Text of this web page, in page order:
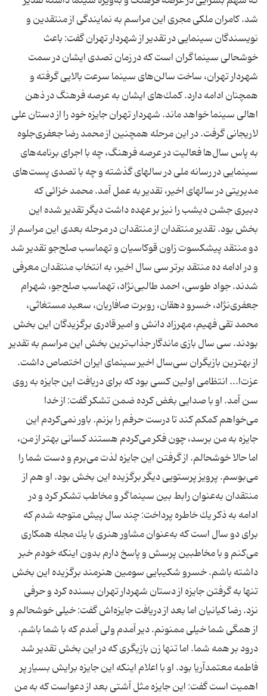
شد. كامران ملكی مجری این مراسم به نمایندگی از منتقدین و
نویسندگان سینمایی در تقدیر از شهردار تهران گفت: باعث
خوشحالی سینماگران است كه در زمان تصدی ایشان در سمت
شهردار تهران، ساخت سالن‌های سینما سرعت بالایی گرفته و
همچنان ادامه دارد. كمك‌های ایشان به عرصه فرهنگ در ذهن
اهالی سینما خواهد ماند. شهردار تهران جایزه خود را از دستان علی
لاریجانی گرفت. در این مرحله همچنین از محمد رضا جعفری‌جلوه
به پاس سال‌ها فعالیت در عرصه فرهنگ، چه با اجرای برنامه‌های
سینمایی در رسانه ملی در سالهای گذشته و چه با تصدی پست‌های
مدیریتی در سالهای اخیر، تقدیر به عمل آمد. محمد خزائی كه
دبیری جشن دیشب را نیز بر عهده داشت دیگر تقدیر شده این
بخش بود. تقدیر منتقدان از منتقدان در مرحله بعدی این مراسم از
دو منتقد پیشكسوت زاون قوكاسیان و تهماسب صلح‌جو تقدیر شد
و در ادامه ده منتقد برتر سی سال اخیر، به انتخاب منتقدان معرفی
شدند. جواد طوسی، احمد طالبی‌نژاد، تهماسب صلح‌جو، شهرام
جعفری‌نژاد، خسرو دهقان، روبرت صافاریان، سعید مستغاثی،
محمد تقی فهیم، مهرزاد دانش و امیر قادری برگزیدگان این بخش
بودند. سی سال بازی ماندگار جذاب‌ترین بخش این مراسم به تقدیر
از بهترین بازیگران سی‌سال اخیر سینمای ایران اختصاص داشت.
عزت‌ا... انتظامی اولین كسی بود كه برای دریافت این جایزه به روی
سن آمد. او با صدایی بغض كرده ضمن تشكر گفت: از خدا
می‌خواهم كمكم كند تا درست حرفم را بزنم. باور نمی‌كردم این
جایزه به من برسد، چون فكر می‌كردم هستند كسانی بهتر از من،
اما حالا خوشحالم. از گرفتن این جایزه لذت می‌برم و دست شما را
می‌بوسم. پرویز پرستویی دیگر برگزیده این بخش بود. او هم از
منتقدان به‌عنوان رابط بین سینماگر و مخاطب تشكر كرد و در
ادامه به ذكر یك خاطره پرداخت: چند سال پیش متوجه شدم كه
برای دو سال است كه به‌عنوان مشاور هنری با یك مجله همكاری
می‌كنم و با مخاطبین پرسش و پاسخ دارم بدون اینكه خودم خبر
داشته باشم. خسرو شكیبایی سومین هنرمند برگزیده این بخش
تنها به گرفتن جایزه از دستان شهردار تهران بسنده كرد و حرفی
نزد. رضا كیانیان اما بعد از دریافت جایزه‌اش گفت: خیلی خوشحالم و
از همگی شما خیلی ممنونم. دیر آمدم ولی آمدم كه با شما باشم.
درود بر همه شما. اما تنها زن بازیگری كه در این بخش تقدیر شد
فاطمه معتمدآریا بود. او با اعلام اینكه این جایزه برایش بسیار پر
اهمیت است گفت: این جایزه مثل آشتی بعد از دعواست كه به من